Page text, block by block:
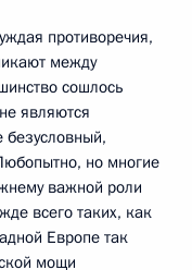
противоречия,
между
сошлось
являются
но многие
важной роли
всего таких, как
Европе так
мощи